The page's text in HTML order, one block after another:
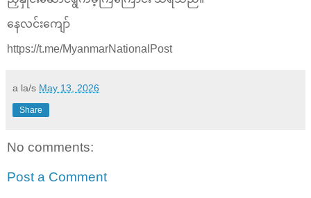
နေလင်းကျော်
https://t.me/MyanmarNationalPost
a la/s May 13, 2026
Share
No comments:
Post a Comment